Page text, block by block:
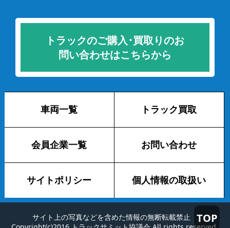
TOP
トラックのご購入･買取りのお
問い合わせはこちらから
車両一覧 トラック買取
会員企業一覧 お問い合わせ
サイトポリシー 個人情報の取扱い
サイト上の写真などを含めた情報の無断転載禁止